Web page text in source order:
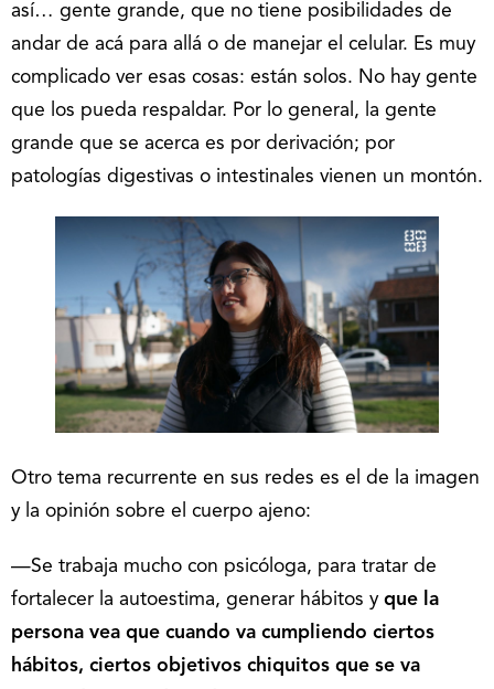
así… gente grande, que no tiene posibilidades de
andar de acá para allá o de manejar el celular. Es muy
complicado ver esas cosas: están solos. No hay gente
que los pueda respaldar. Por lo general, la gente
grande que se acerca es por derivación; por
patologías digestivas o intestinales vienen un montón.
Otro tema recurrente en sus redes es el de la imagen
y la opinión sobre el cuerpo ajeno:
—Se trabaja mucho con psicóloga, para tratar de
fortalecer la autoestima, generar hábitos yque la
persona vea que cuando va cumpliendo ciertos
hábitos, ciertos objetivos chiquitos que se va